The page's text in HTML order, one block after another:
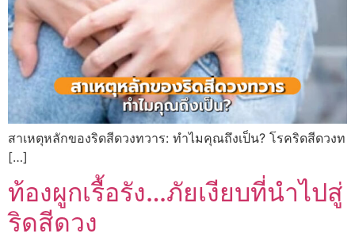
สาเหตุหลักของริดสีดวงทวาร: ทำไมคุณถึงเป็น? โรคริดสีดวงท
[…]
ท้องผูกเรื้อรัง…ภัยเงียบที่นำไปสู่
ริดสีดวง